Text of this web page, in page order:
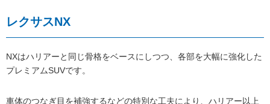
レクサスNX
NXはハリアーと同じ骨格をベースにしつつ、各部を大幅に強化した
プレミアムSUVです。
車体のつなぎ目を補強するなどの特別な工夫により、ハリアー以上